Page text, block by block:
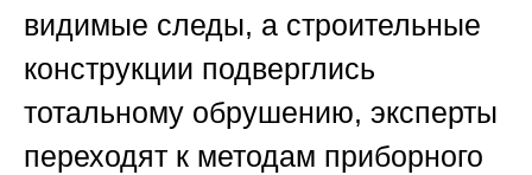
видимые следы, а строительные
конструкции подверглись
тотальному обрушению, эксперты
переходят к методам приборного